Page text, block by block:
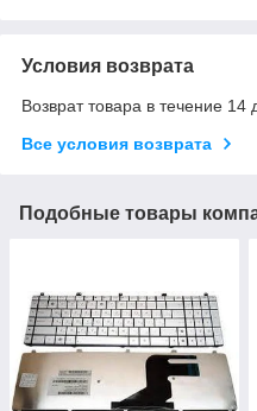
Условия возврата
Возврат товара в течение 14
Все условия возврата
Подобные товары